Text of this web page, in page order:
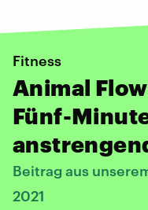
Fitness
Animal
Fünf-
Beitrag aus
2021